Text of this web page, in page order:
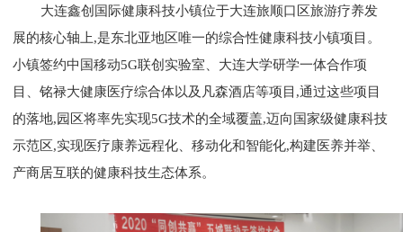
大连鑫创国际健康科技小镇位于大连旅顺口区旅游疗养发
展的核心轴上,是东北亚地区唯一的综合性健康科技小镇项目。
小镇签约中国移动5G联创实验室、大连大学研学一体合作项
目、铭禄大健康医疗综合体以及凡森酒店等项目,通过这些项目
的落地,园区将率先实现5G技术的全域覆盖,迈向国家级健康科技
示范区,实现医疗康养远程化、移动化和智能化,构建医养并举、
产商居互联的健康科技生态体系。